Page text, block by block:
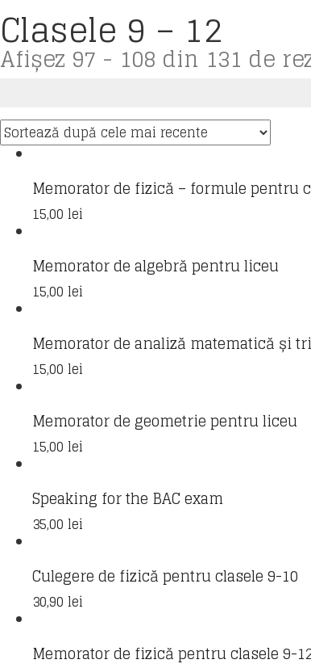
Clasele 9 – 12
Afișez 97 - 108 din 131 de
Memorator de fizică – formule pentru
15,00 lei
Memorator de algebră pentru liceu
15,00 lei
Memorator de analiză matematică și
15,00 lei
Memorator de geometrie pentru liceu
15,00 lei
Speaking for the BAC exam
35,00 lei
Culegere de fizică pentru clasele 9-10
30,90 lei
Memorator de fizică pentru clasele 9-